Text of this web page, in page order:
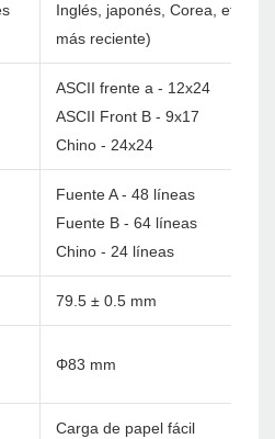
Inglés, japonés, Corea, etc.
más reciente)
ASCII frente a - 12x24
ASCII Front B - 9x17
Chino - 24x24
Fuente A - 48 líneas
Fuente B - 64 líneas
Chino - 24 líneas
79.5 ± 0.5 mm
Φ83 mm
Carga de papel fácil